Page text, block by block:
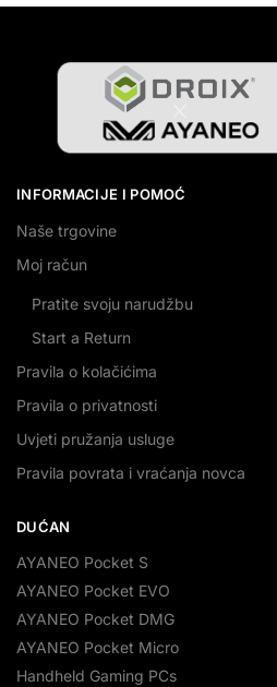
INFORMACIJE I POMOĆ
Naše trgovine
Moj račun
Pratite svoju narudžbu
Start a Return
Pravila o kolačićima
Pravila o privatnosti
Uvjeti pružanja usluge
Pravila povrata i vraćanja novca
DUĆAN
AYANEO Pocket S
AYANEO Pocket EVO
AYANEO Pocket DMG
AYANEO Pocket Micro
Handheld Gaming PCs